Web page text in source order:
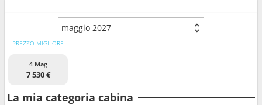
maggio 2027
PREZZO MIGLIORE
4 Mag
7 530 €
La mia categoria cabina
Mesi di partenza
Porti